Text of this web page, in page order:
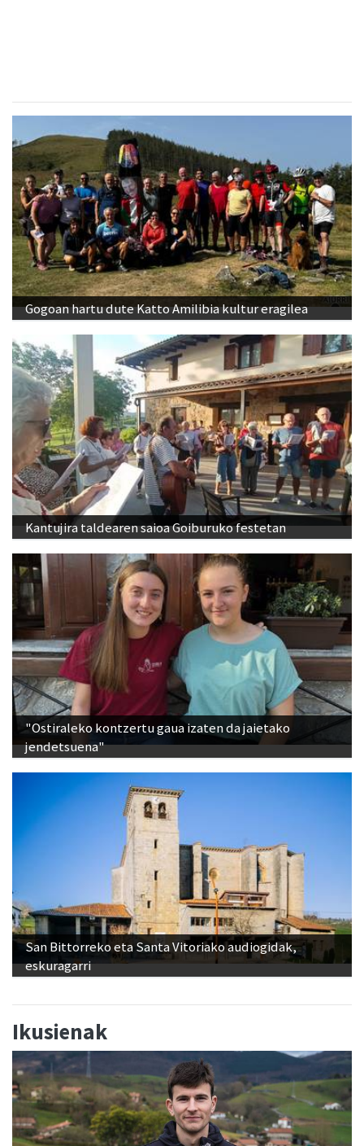
Gogoan hartu dute Katto Amilibia kultur eragilea
Kantujira taldearen saioa Goiburuko festetan
"Ostiraleko kontzertu gaua izaten da jaietako
jendetsuena"
San Bittorreko eta Santa Vitoriako audiogidak,
eskuragarri
Ikusienak